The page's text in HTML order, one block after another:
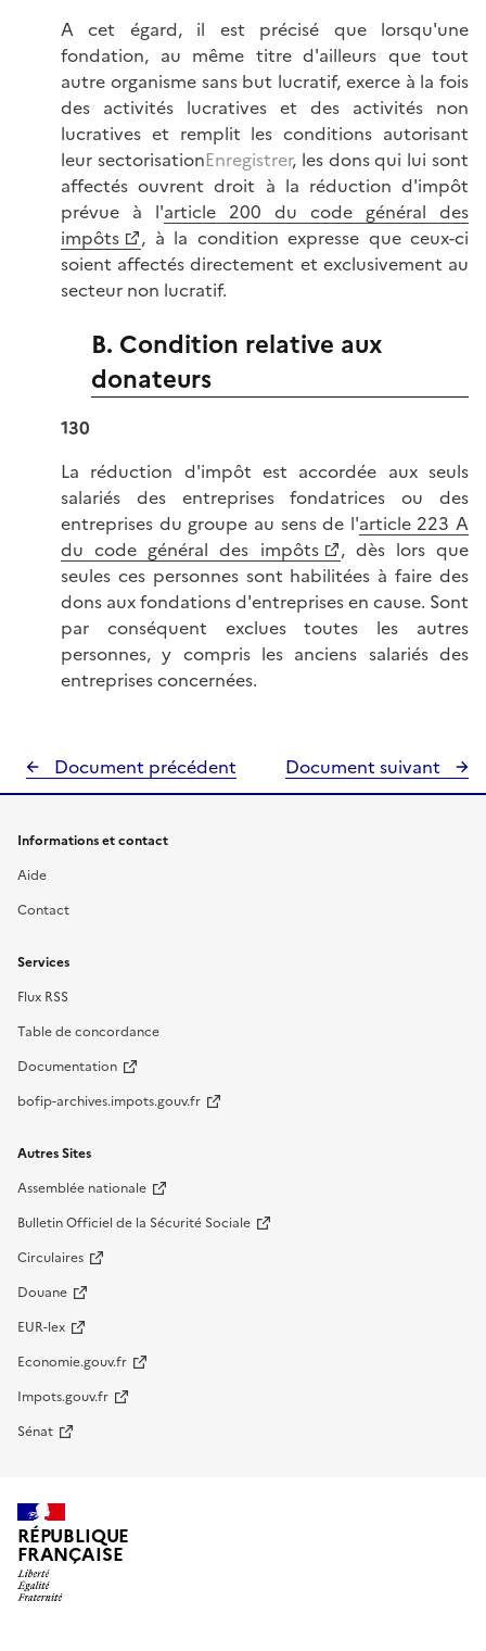
A cet égard, il est précisé que lorsqu'une
fondation, au même titre d'ailleurs que tout
autre organisme sans but lucratif, exerce à la fois
des activités lucratives et des activités non
lucratives et remplit les conditions autorisant
leur sectorisationEnregistrer, les dons qui lui sont
affectés ouvrent droit à la réduction d'impôt
prévue à l'article 200 du code général des
impôts
, à la condition expresse que ceux-ci
soient affectés directement et exclusivement au
secteur non lucratif.
B. Condition relative aux
donateurs
130
La réduction d'impôt est accordée aux seuls
salariés des entreprises fondatrices ou des
entreprises du groupe au sens de l'article 223 A
du code général des impôts
, dès lors que
seules ces personnes sont habilitées à faire des
dons aux fondations d'entreprises en cause. Sont
par conséquent exclues toutes les autres
personnes, y compris les anciens salariés des
entreprises concernées.
Document précédent Document suivant
Informations et contact
Aide
Contact
Services
Flux RSS
Table de concordance
Documentation
bofip-archives.impots.gouv.fr
Autres Sites
Assemblée nationale
Bulletin Officiel de la Sécurité Sociale
Circulaires
Douane
EUR-lex
Economie.gouv.fr
Impots.gouv.fr
Sénat
RÉPUBLIQUE
FRANÇAISE